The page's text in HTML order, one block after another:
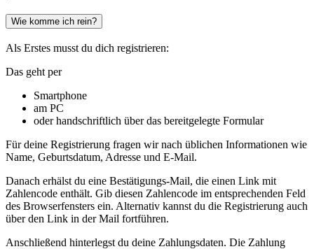
Wie komme ich rein?
Als Erstes musst du dich registrieren:
Das geht per
Smartphone
am PC
oder handschriftlich über das bereitgelegte Formular
Für deine Registrierung fragen wir nach üblichen Informationen wie
Name, Geburtsdatum, Adresse und E-Mail.
Danach erhälst du eine Bestätigungs-Mail, die einen Link mit
Zahlencode enthält. Gib diesen Zahlencode im entsprechenden Feld
des Browserfensters ein. Alternativ kannst du die Registrierung auch
über den Link in der Mail fortführen.
Anschließend hinterlegst du deine Zahlungsdaten. Die Zahlung